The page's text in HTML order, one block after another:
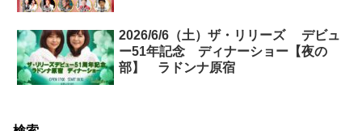
2026/6/6（土）ザ・リリーズ デビュ
ー51年記念 ディナーショー【夜の
部】 ラドンナ原宿